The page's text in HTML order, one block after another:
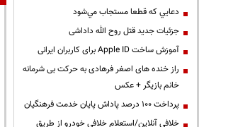
دعايي كه قطعا مستجاب مي‌شود
جزئیات جدید قتل روح الله داداشی
آموزش ساخت Apple ID برای کاربران ایرانی
راز خنده های اصغر فرهادی به حرکت بی شرمانه
خانم بازیگر + عکس
پرداخت ۱۰۰ درصد پاداش پایان خدمت فرهنگیان
خلافی آنلاین/استعلام خلافی خودرو از طریق